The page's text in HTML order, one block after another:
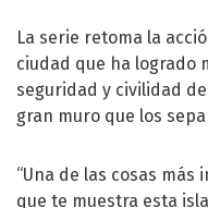
La serie retoma la
ciudad que ha logrado
seguridad y civilidad
gran muro que los
“Una de las cosas
que te muestra esta